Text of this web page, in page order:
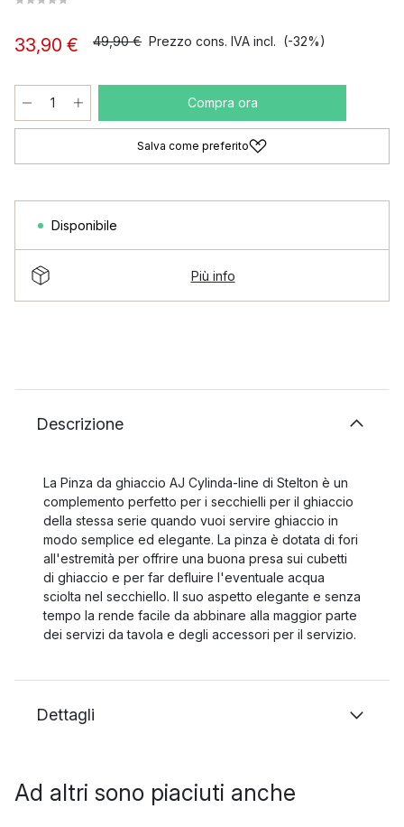
33,90 € 49,90 € Prezzo cons. IVA incl. (-32%)
Compra ora
Salva come preferito
Disponibile
Più info
Descrizione
La Pinza da ghiaccio AJ Cylinda-line di Stelton è un
complemento perfetto per i secchielli per il ghiaccio
della stessa serie quando vuoi servire ghiaccio in
modo semplice ed elegante. La pinza è dotata di fori
all'estremità per offrire una buona presa sui cubetti
di ghiaccio e per far defluire l'eventuale acqua
sciolta nel secchiello. Il suo aspetto elegante e senza
tempo la rende facile da abbinare alla maggior parte
dei servizi da tavola e degli accessori per il servizio.
Dettagli
Ad altri sono piaciuti anche